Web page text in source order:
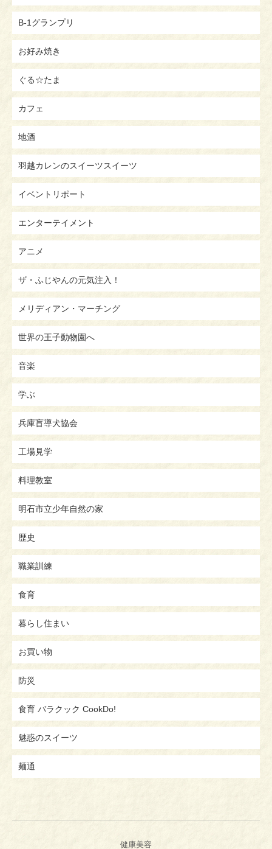
B-1グランプリ
お好み焼き
ぐる☆たま
カフェ
地酒
羽越カレンのスイーツスイーツ
イベントリポート
エンターテイメント
アニメ
ザ・ふじやんの元気注入！
メリディアン・マーチング
世界の王子動物園へ
音楽
学ぶ
兵庫盲導犬協会
工場見学
料理教室
明石市立少年自然の家
歴史
職業訓練
食育
暮らし住まい
お買い物
防災
食育 バラクック CookDo!
魅惑のスイーツ
麺通
健康美容